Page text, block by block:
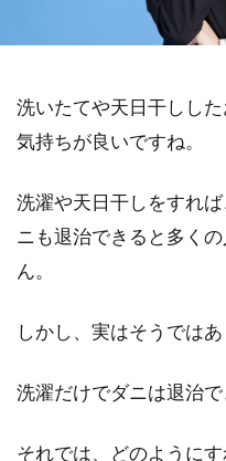
洗いたてや天日干しし
気持ちが良いですね。
洗濯や天日干しをすれ
ニも退治できると多く
ん。
しかし、実はそうではあ
洗濯だけでダニは退治で
それでは、どのように